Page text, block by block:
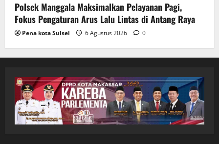
Polsek Manggala Maksimalkan Pelayanan Pagi,
Fokus Pengaturan Arus Lalu Lintas di Antang Raya
Pena kota Sulsel 6 Agustus 2026 0